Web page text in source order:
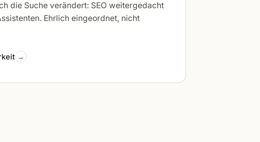
die Suche verändert: SEO weitergedacht
Ehrlich eingeordnet, nicht